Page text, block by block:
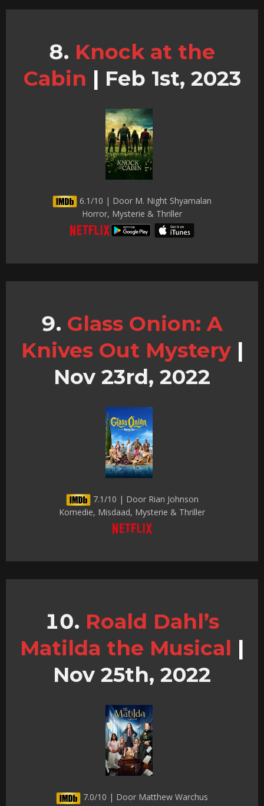
Knock at the
Cabin | Feb 1st, 2023
6.1/10 | Door M. Night Shyamalan
Horror, Mysterie & Thriller
Glass Onion: A
Knives Out Mystery |
Nov 23rd, 2022
7.1/10 | Door Rian Johnson
Komedie, Misdaad, Mysterie & Thriller
Roald Dahl’s
Matilda the Musical |
Nov 25th, 2022
7.0/10 | Door Matthew Warchus